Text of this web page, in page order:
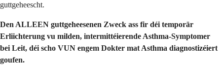
guttgeheescht.
Den ALLEEN guttgeheesenen Zweck ass fir déi temporär
Erliichterung vu milden, intermittéierende Asthma-Symptomer
bei Leit, déi scho VUN engem Dokter mat Asthma diagnostizéiert
goufen.